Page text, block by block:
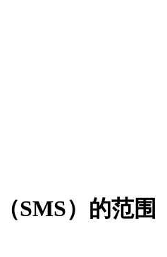
SMS）的范围